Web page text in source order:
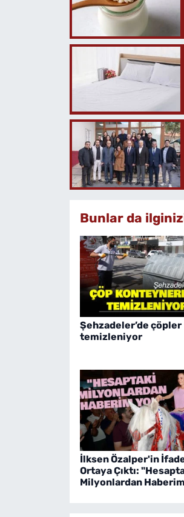
Bunlar da
Şehzadeler’de çöpler
temizleniyor
İlksen Özalper'in
Ortaya Çıktı:
Milyonlardan